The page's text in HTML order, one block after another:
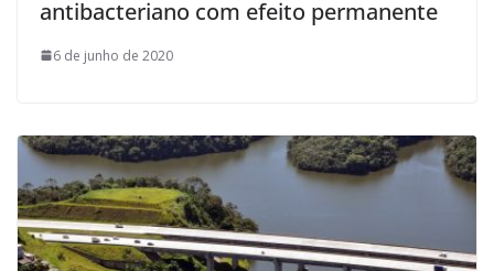
antibacteriano com efeito permanente
6 de junho de 2020